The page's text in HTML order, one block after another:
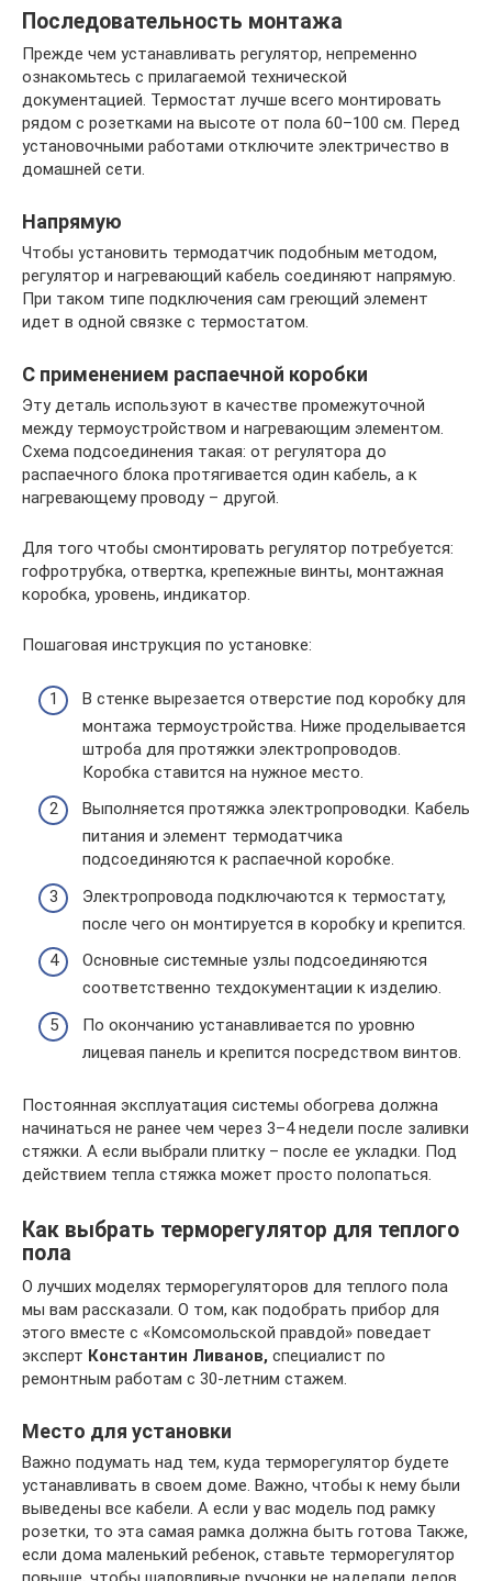
Последовательность монтажа
Прежде чем устанавливать регулятор, непременно
ознакомьтесь с прилагаемой технической
документацией. Термостат лучше всего монтировать
рядом с розетками на высоте от пола 60–100 см. Перед
установочными работами отключите электричество в
домашней сети.
Напрямую
Чтобы установить термодатчик подобным методом,
регулятор и нагревающий кабель соединяют напрямую.
При таком типе подключения сам греющий элемент
идет в одной связке с термостатом.
С применением распаечной коробки
Эту деталь используют в качестве промежуточной
между термоустройством и нагревающим элементом.
Схема подсоединения такая: от регулятора до
распаечного блока протягивается один кабель, а к
нагревающему проводу – другой.
Для того чтобы смонтировать регулятор потребуется:
гофротрубка, отвертка, крепежные винты, монтажная
коробка, уровень, индикатор.
Пошаговая инструкция по установке:
В стенке вырезается отверстие под коробку для
монтажа термоустройства. Ниже проделывается
штроба для протяжки электропроводов.
Коробка ставится на нужное место.
Выполняется протяжка электропроводки. Кабель
питания и элемент термодатчика
подсоединяются к распаечной коробке.
Электропровода подключаются к термостату,
после чего он монтируется в коробку и крепится.
Основные системные узлы подсоединяются
соответственно техдокументации к изделию.
По окончанию устанавливается по уровню
лицевая панель и крепится посредством винтов.
Постоянная эксплуатация системы обогрева должна
начинаться не ранее чем через 3–4 недели после заливки
стяжки. А если выбрали плитку – после ее укладки. Под
действием тепла стяжка может просто полопаться.
Как выбрать терморегулятор для теплого
пола
О лучших моделях терморегуляторов для теплого пола
мы вам рассказали. О том, как подобрать прибор для
этого вместе с «Комсомольской правдой» поведает
эксперт Константин Ливанов, специалист по
ремонтным работам с 30-летним стажем.
Место для установки
Важно подумать над тем, куда терморегулятор будете
устанавливать в своем доме. Важно, чтобы к нему были
выведены все кабели. А если у вас модель под рамку
розетки, то эта самая рамка должна быть готова Также,
если дома маленький ребенок, ставьте терморегулятор